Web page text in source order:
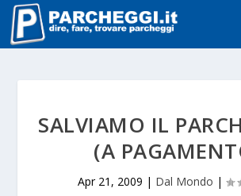
SALVIAMO IL
(A
Apr 21, 2009 | Dal Mondo |